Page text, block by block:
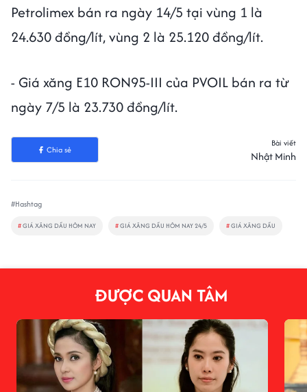
Petrolimex bán ra ngày 14/5 tại vùng 1 là
24.630 đồng/lít, vùng 2 là 25.120 đồng/lít.
- Giá xăng E10 RON95-III của PVOIL bán ra từ
ngày 7/5 là 23.730 đồng/lít.
Chia sẻ
Bài viết
Nhật Minh
#Hashtag
#GIÁ XĂNG DẦU HÔM NAY #GIÁ XĂNG DẦU HÔM NAY 24/5 #GIÁ XĂNG DẦU
ĐƯỢC QUAN TÂM